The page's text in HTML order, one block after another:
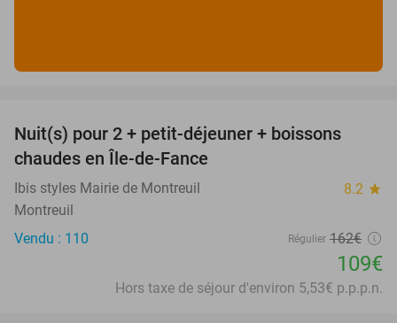
Nuit(s) pour 2 + petit-déjeuner + boissons
chaudes en Île-de-Fance
Ibis styles Mairie de Montreuil 8.2 star
Montreuil
Vendu : 110
Régulier 162€
109€
Hors taxe de séjour d'environ 5,53€ p.p.p.n.